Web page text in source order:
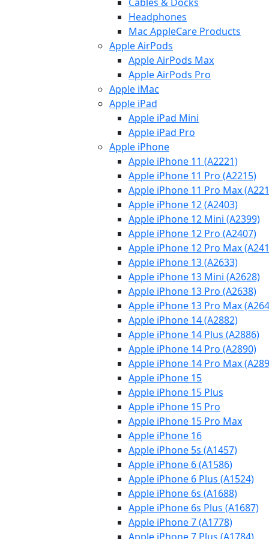
Headphones
Mac AppleCare Products
Apple AirPods
Apple AirPods Max
Apple AirPods Pro
Apple iMac
Apple iPad
Apple iPad Mini
Apple iPad Pro
Apple iPhone
Apple iPhone 11 (A2221)
Apple iPhone 11 Pro (A2215)
Apple iPhone 11 Pro Max
Apple iPhone 12 (A2403)
Apple iPhone 12 Mini (A2399)
Apple iPhone 12 Pro (A2407)
Apple iPhone 12 Pro Max
Apple iPhone 13 (A2633)
Apple iPhone 13 Mini (A2628)
Apple iPhone 13 Pro (A2638)
Apple iPhone 13 Pro Max
Apple iPhone 14 (A2882)
Apple iPhone 14 Plus (A2886)
Apple iPhone 14 Pro (A2890)
Apple iPhone 14 Pro Max
Apple iPhone 15
Apple iPhone 15 Plus
Apple iPhone 15 Pro
Apple iPhone 15 Pro Max
Apple iPhone 16
Apple iPhone 5s (A1457)
Apple iPhone 6 (A1586)
Apple iPhone 6 Plus (A1524)
Apple iPhone 6s (A1688)
Apple iPhone 6s Plus (A1687)
Apple iPhone 7 (A1778)